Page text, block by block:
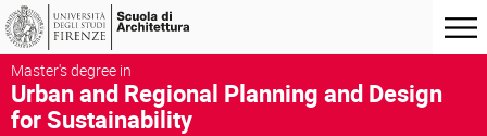
Master's degree in
Urban and Regional Planning and Design
for Sustainability